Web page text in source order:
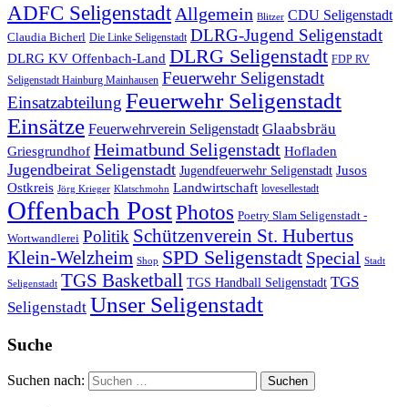
ADFC Seligenstadt Allgemein Blitzer CDU Seligenstadt
Claudia Bicherl Die Linke Seligenstadt DLRG-Jugend Seligenstadt
DLRG KV Offenbach-Land DLRG Seligenstadt FDP RV
Seligenstadt Hainburg Mainhausen Feuerwehr Seligenstadt
Einsatzabteilung Feuerwehr Seligenstadt
Einsätze Feuerwehrverein Seligenstadt Glaabsbräu
Griesgrundhof Heimatbund Seligenstadt Hofladen
Jugendbeirat Seligenstadt Jugendfeuerwehr Seligenstadt Jusos
Ostkreis Jörg Krieger Klatschmohn Landwirtschaft lovesellestadt
Offenbach PostPhotos Poetry Slam Seligenstadt -
Wortwandlerei Politik Schützenverein St. Hubertus
Klein-Welzheim Shop SPD Seligenstadt Special Stadt
Seligenstadt TGS Basketball TGS Handball Seligenstadt TGS
Seligenstadt Unser Seligenstadt
Suche
Suchen nach: